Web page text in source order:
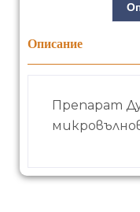
Описание
Препарат